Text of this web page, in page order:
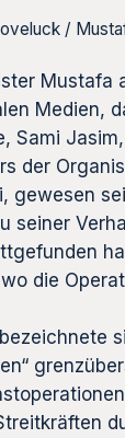
/
Mustafa
Medien,
Sami
der
gewesen
seiner
die